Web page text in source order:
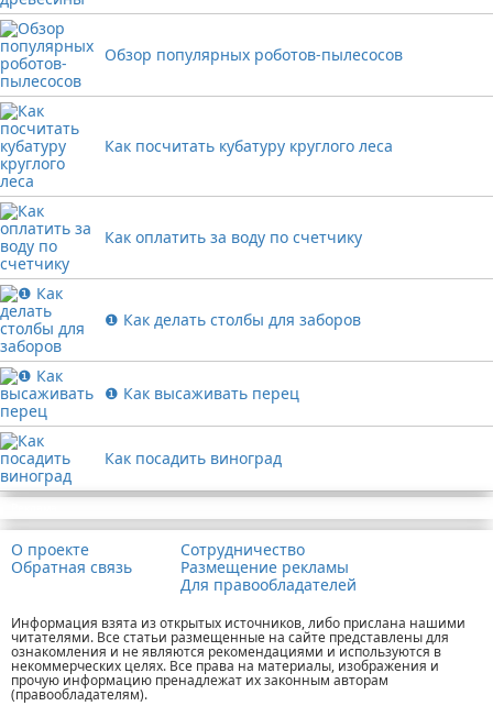
Обзор популярных роботов-пылесосов
Как посчитать кубатуру круглого леса
Как оплатить за воду по счетчику
❶ Как делать столбы для заборов
❶ Как высаживать перец
Как посадить виноград
О проекте
Обратная связь
Сотрудничество
Размещение рекламы
Для правообладателей
Информация взята из открытых источников, либо прислана нашими
читателями. Все статьи размещенные на сайте представлены для
ознакомления и не являются рекомендациями и используются в
некоммерческих целях. Все права на материалы, изображения и
прочую информацию пренадлежат их законным авторам
(правообладателям).